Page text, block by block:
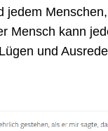
jedem
Mensch kann
und